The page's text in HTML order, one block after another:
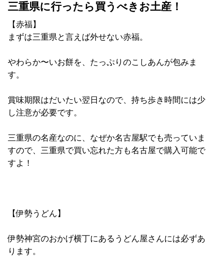
三重県に行ったら買うべきお土産！
【赤福】
まずは三重県と言えば外せない赤福。
やわらか〜いお餅を、たっぷりのこしあんが包みま
す。
賞味期限はだいたい翌日なので、持ち歩き時間には少
し注意が必要です。
三重県の名産なのに、なぜか名古屋駅でも売っていま
すので、三重県で買い忘れた方も名古屋で購入可能で
すよ！
【伊勢うどん】
伊勢神宮のおかげ横丁にあるうどん屋さんには必ずあ
ります。